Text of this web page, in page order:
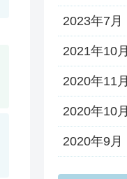
2023年7月
2021年10月
2020年11月
2020年10月
2020年9月